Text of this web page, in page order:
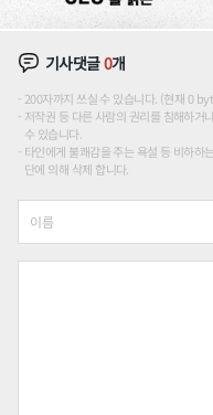
기사댓글0개
200자까지 쓰실 수 있습니다. (현재 0
저작권 등 다른 사람의 권리를 침해하거
수 있습니다.
타인에게 불쾌감을 주는 욕설 등 비하하
단에 의해 삭제 합니다.